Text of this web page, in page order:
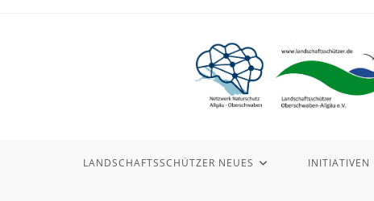
LANDSCHAFTSSCHÜTZER NEUES INITIATIVEN